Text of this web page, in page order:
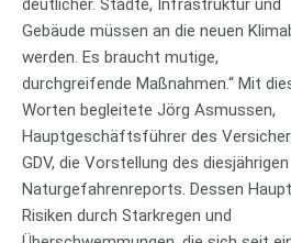
deutlicher. Städte, Infrastruktur und
Gebäude müssen an die neuen
werden. Es braucht mutige,
durchgreifende Maßnahmen.“ Mit
Worten begleitete Jörg Asmussen,
Hauptgeschäftsführer des
GDV, die Vorstellung des diesjährigen
Naturgefahrenreports. Dessen
Risiken durch Starkregen und